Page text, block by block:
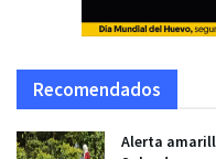
Recomendados
Alerta